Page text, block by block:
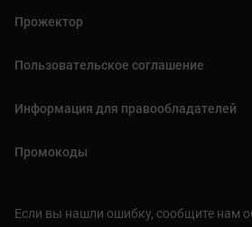
Прожектор
Пользовательское соглашение
Информация для правообладателей
Промокоды
Если вы нашли ошибку, сообщите нам